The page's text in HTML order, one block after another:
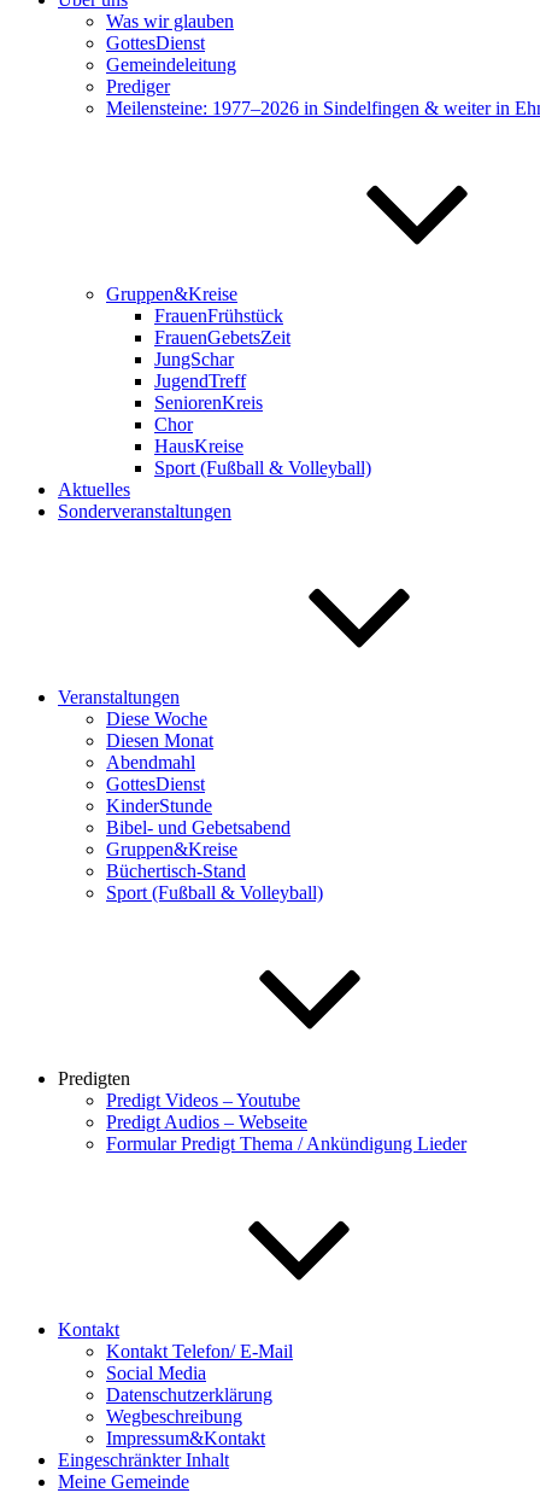
Was wir glauben
GottesDienst
Gemeindeleitung
Prediger
Meilensteine: 1977–2026 in Sindelfingen & weiter in
Gruppen&Kreise
FrauenFrühstück
FrauenGebetsZeit
JungSchar
JugendTreff
SeniorenKreis
Chor
HausKreise
Sport (Fußball & Volleyball)
Aktuelles
Sonderveranstaltungen
Veranstaltungen
Diese Woche
Diesen Monat
Abendmahl
GottesDienst
KinderStunde
Bibel- und Gebetsabend
Gruppen&Kreise
Büchertisch-Stand
Sport (Fußball & Volleyball)
Predigten
Predigt Videos – Youtube
Predigt Audios – Webseite
Formular Predigt Thema / Ankündigung Lieder
Kontakt
Kontakt Telefon/ E-Mail
Social Media
Datenschutzerklärung
Wegbeschreibung
Impressum&Kontakt
Eingeschränkter Inhalt
Meine Gemeinde